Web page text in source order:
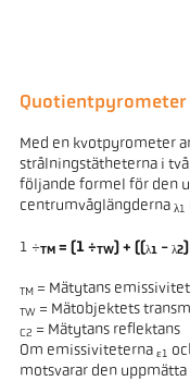
Quotientpyrometer
Med en kvotpyrometer
strålningstätheterna i
följande formel för den
centrumvåglängderna λ1
1 ÷TM= (1 ÷TW) + ((λ1 - λ2
TM= Mätytans emissivitet
TW= Mätobjektets
C2 = Mätytans reflektans
Om emissiviteterna ε1
motsvarar den